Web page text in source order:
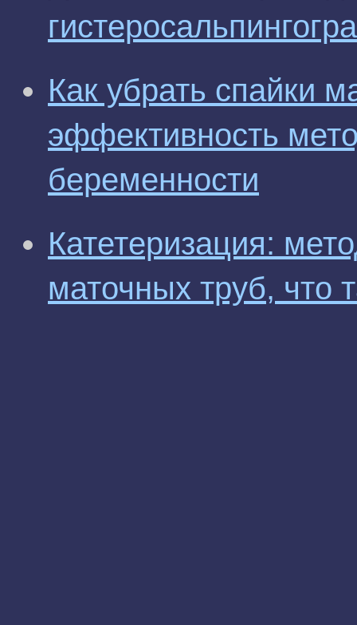
Как убрать спайки
эффективность
беременности
Катетеризация:
маточных труб, что